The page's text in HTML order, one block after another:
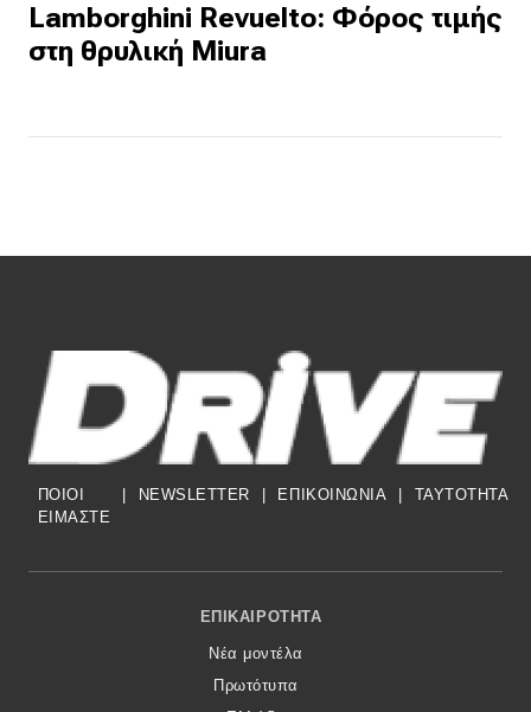
Lamborghini Revuelto: Φόρος τιμής
στη θρυλική Miura
ΠΟΙΟΙ
ΕΙΜΑΣΤΕ
| NEWSLETTER | ΕΠΙΚΟΙΝΩΝΙΑ | TAYTOTHTA
Footer Menu
ΕΠΙΚΑΙΡΌΤΗΤΑ
Νέα μοντέλα
Πρωτότυπα